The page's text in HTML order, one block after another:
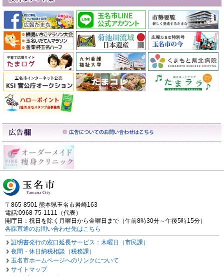
〒865-8501 熊本県玉名市岩崎163
電話:0968-75-1111（代表）
開庁日：祝日を除く月曜日から金曜日まで（午前8時30分～午後5時15分）
各課直通のお問い合わせ先はこちら
証明書発行の窓口延長サービス：木曜日（市民課）
夜間・休日納税相談（税務課）
玉名市ホームページへのリンクについて
サイトマップ